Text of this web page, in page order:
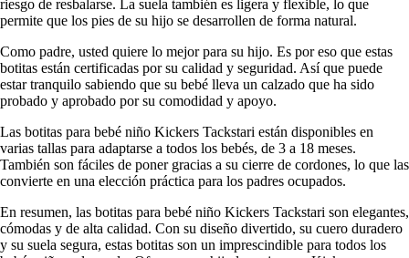
riesgo de resbalarse. La suela también es ligera y flexible, lo que
permite que los pies de su hijo se desarrollen de forma natural.
Como padre, usted quiere lo mejor para su hijo. Es por eso que estas
botitas están certificadas por su calidad y seguridad. Así que puede
estar tranquilo sabiendo que su bebé lleva un calzado que ha sido
probado y aprobado por su comodidad y apoyo.
Las botitas para bebé niño Kickers Tackstari están disponibles en
varias tallas para adaptarse a todos los bebés, de 3 a 18 meses.
También son fáciles de poner gracias a su cierre de cordones, lo que las
convierte en una elección práctica para los padres ocupados.
En resumen, las botitas para bebé niño Kickers Tackstari son elegantes,
cómodas y de alta calidad. Con su diseño divertido, su cuero duradero
y su suela segura, estas botitas son un imprescindible para todos los